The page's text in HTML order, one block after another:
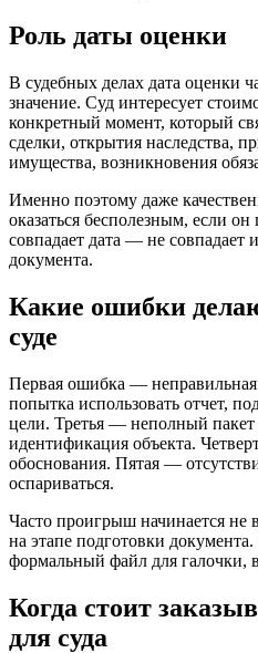
Роль даты оценки
В судебных делах дата оценки
значение. Суд интересует
конкретный момент, который
сделки, открытия наследства,
имущества, возникновения
Именно поэтому даже
оказаться бесполезным, если
совпадает дата — не совпадает
документа.
Какие ошибки
суде
Первая ошибка —
попытка использовать отчет,
цели. Третья — неполный пакет
идентификация объекта.
обоснования. Пятая —
оспариваться.
Часто проигрыш начинается не
на этапе подготовки
формальный файл для галочки,
Когда стоит
для суда